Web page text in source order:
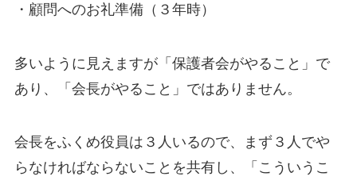
・顧問へのお礼準備（３年時）
多いように見えますが「保護者会がやること」で
あり、「会長がやること」ではありません。
会長をふくめ役員は３人いるので、まず３人でや
らなければならないことを共有し、「こういうこ